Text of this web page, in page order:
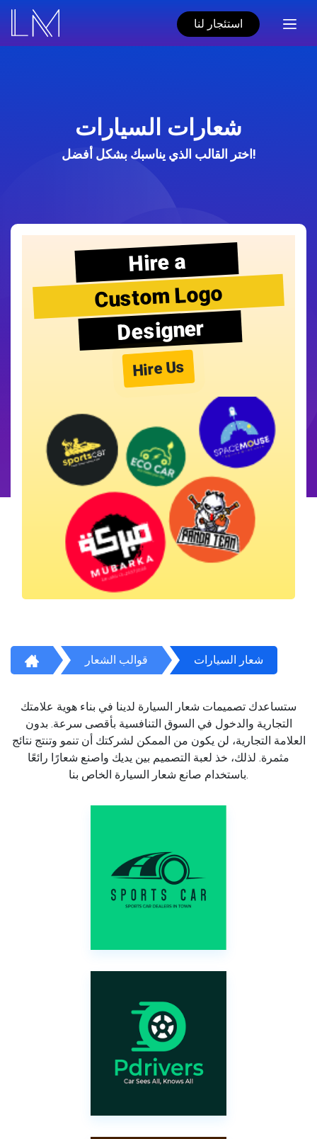
استئجار لنا
شعارات السيارات
اختر القالب الذي يناسبك بشكل أفضل!
Hire a
Custom Logo
Designer
Hire Us
قوالب الشعار شعار السيارات
ستساعدك تصميمات شعار السيارة لدينا في بناء هوية علامتك
التجارية والدخول في السوق التنافسية بأقصى سرعة. بدون
العلامة التجارية، لن يكون من الممكن لشركتك أن تنمو وتنتج نتائج
مثمرة. لذلك، خذ لعبة التصميم بين يديك واصنع شعارًا رائعًا
باستخدام صانع شعار السيارة الخاص بنا.